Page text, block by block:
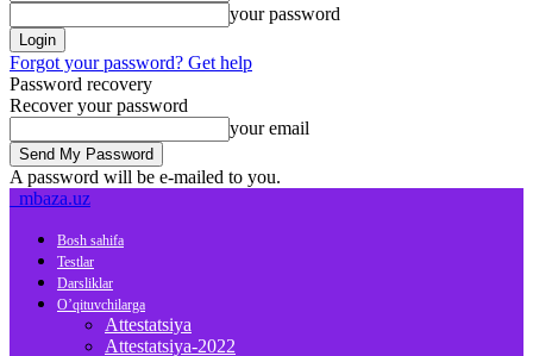
your password
Forgot your password? Get help
Password recovery
Recover your password
your email
A password will be e-mailed to you.
mbaza.uz
Bosh sahifa
Testlar
Darsliklar
O’qituvchilarga
Attestatsiya
Attestatsiya-2022